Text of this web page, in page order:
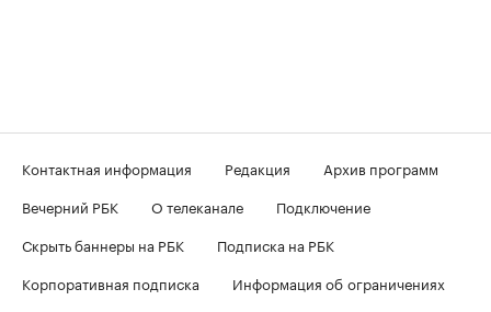
Контактная информация Редакция
Архив программ
Вечерний РБК
О телеканале
Подключение
Скрыть баннеры на РБК
Подписка на РБК
Корпоративная подписка
Информация об ограничениях